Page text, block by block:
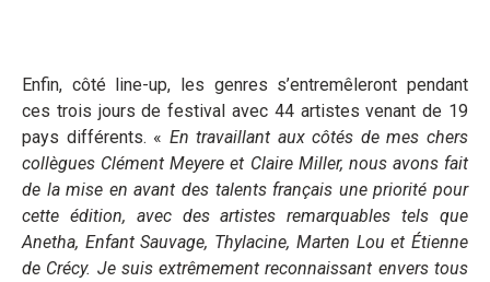
Enfin, côté line-up, les genres s’entremêleront pendant
ces trois jours de festival avec 44 artistes venant de 19
pays différents. « En travaillant aux côtés de mes chers
collègues Clément Meyere et Claire Miller, nous avons fait
de la mise en avant des talents français une priorité pour
cette édition, avec des artistes remarquables tels que
Anetha, Enfant Sauvage, Thylacine, Marten Lou et Étienne
de Crécy. Je suis extrêmement reconnaissant envers tous